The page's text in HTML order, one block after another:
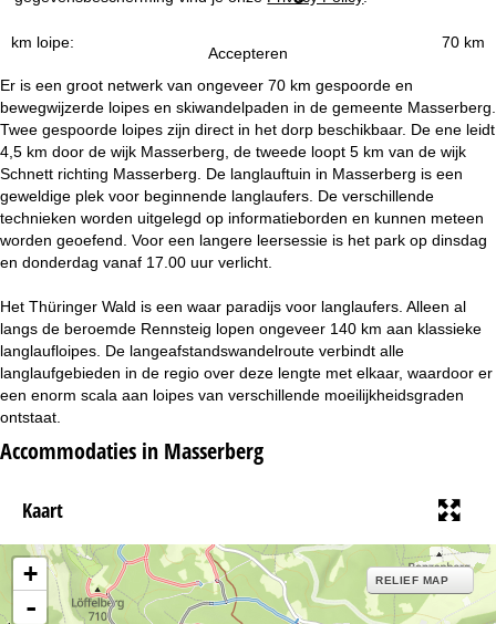
Accepteren
r
t
a
g
i
a
70 km
km loipe:
Er is een groot netwerk van ongeveer 70 km gespoorde en
bewegwijzerde loipes en skiwandelpaden in de gemeente Masserberg.
Twee gespoorde loipes zijn direct in het dorp beschikbaar. De ene leidt
4,5 km door de wijk Masserberg, de tweede loopt 5 km van de wijk
Schnett richting Masserberg. De langlauftuin in Masserberg is een
geweldige plek voor beginnende langlaufers. De verschillende
technieken worden uitgelegd op informatieborden en kunnen meteen
worden geoefend. Voor een langere leersessie is het park op dinsdag
en donderdag vanaf 17.00 uur verlicht.
Het Thüringer Wald is een waar paradijs voor langlaufers. Alleen al
langs de beroemde Rennsteig lopen ongeveer 140 km aan klassieke
langlaufloipes. De langeafstandswandelroute verbindt alle
langlaufgebieden in de regio over deze lengte met elkaar, waardoor er
een enorm scala aan loipes van verschillende moeilijkheidsgraden
ontstaat.
Accommodaties in Masserberg
Kaart
+
-
RELIEF MAP